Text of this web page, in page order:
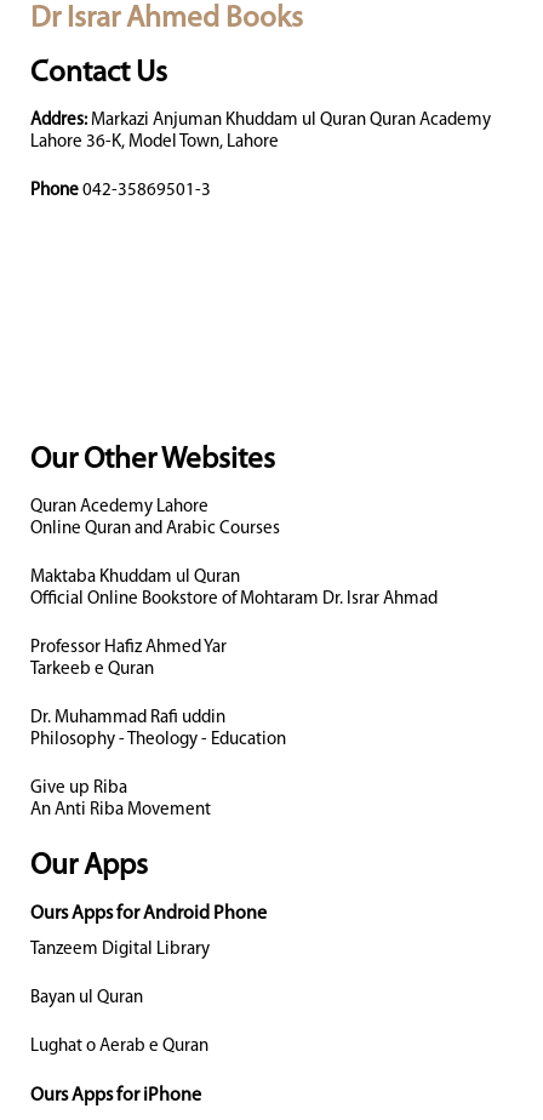
Dr Israr Ahmed Books
Contact Us
Addres: Markazi Anjuman Khuddam ul Quran Quran Academy
Lahore 36-K, Model Town, Lahore
Phone 042-35869501-3
Our Other Websites
Quran Acedemy Lahore
Online Quran and Arabic Courses
Maktaba Khuddam ul Quran
Official Online Bookstore of Mohtaram Dr. Israr Ahmad
Professor Hafiz Ahmed Yar
Tarkeeb e Quran
Dr. Muhammad Rafi uddin
Philosophy - Theology - Education
Give up Riba
An Anti Riba Movement
Our Apps
Ours Apps for Android Phone
Tanzeem Digital Library
Bayan ul Quran
Lughat o Aerab e Quran
Ours Apps for iPhone